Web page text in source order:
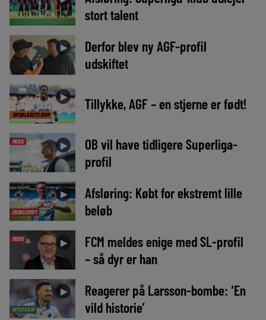
stort talent
►
Derfor blev ny AGF-profil
udskiftet
TIPSBLADETS DOM
► Tillykke, AGF – en stjerne er født!
MEDIE ►
OB vil have tidligere Superliga-
profil
EKSKLUSIVT
►
Afsløring: Købt for ekstremt lille
beløb
MEDIE ►
FCM meldes enige med SL-profil
– så dyr er han
INTERVIEW
►
Reagerer på Larsson-bombe: ‘En
vild historie’